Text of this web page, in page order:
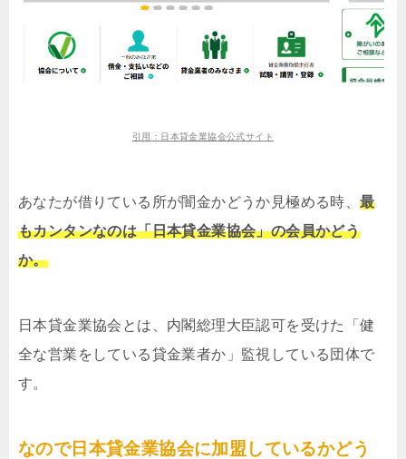
引用：日本貸金業協会公式サイト
あなたが借りている所が闇金かどうか見極める時、最
もカンタンなのは「日本貸金業協会」の会員かどう
か。
日本貸金業協会とは、内閣総理大臣認可を受けた「健
全な営業をしている貸金業者か」監視している団体で
す。
なので日本貸金業協会に加盟しているかどう